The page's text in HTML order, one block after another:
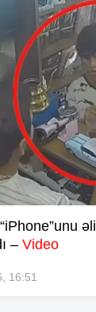
– Video
16:51